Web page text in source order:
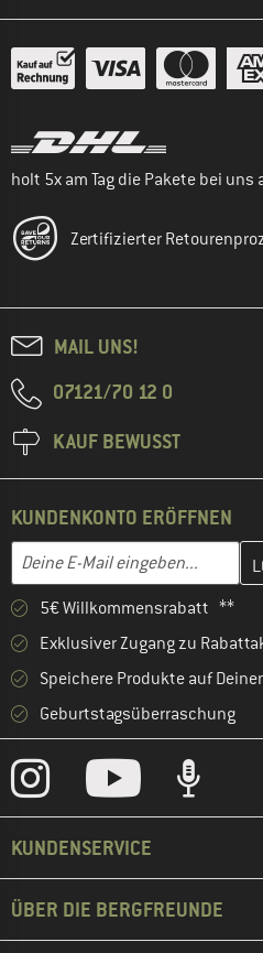
holt 5x am Tag die Pakete bei uns
Zertifizierter
MAIL UNS!
07121/70 12 0
KAUF BEWUSST
KUNDENKONTO ERÖFFNEN
E-Mail-Adresse
Gib hier deine E-Mail-Adresse
5€ Willkommensrabatt **
Exklusiver Zugang zu
Speichere Produkte auf
Geburtstagsüberraschung
KUNDENSERVICE
ÜBER DIE BERGFREUNDE